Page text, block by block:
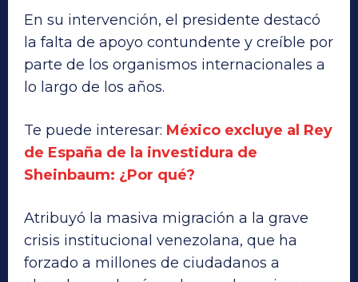
En su intervención, el presidente destacó
la falta de apoyo contundente y creíble por
parte de los organismos internacionales a
lo largo de los años.
Te puede interesar: México excluye al Rey
de España de la investidura de
Sheinbaum: ¿Por qué?
Atribuyó la masiva migración a la grave
crisis institucional venezolana, que ha
forzado a millones de ciudadanos a